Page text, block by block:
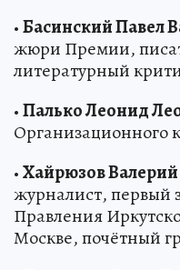
•Басинский Павел
жюри Премии,
литературный
•Палько Леонид
Организационного
•Хайрюзов
журналист, первый
Правления
Москве, почётный